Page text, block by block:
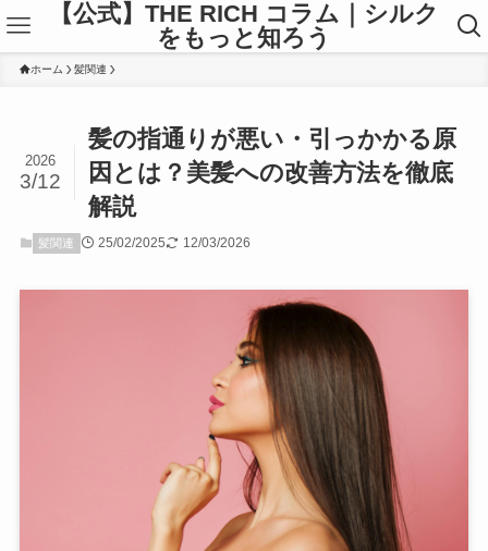
【公式】THE RICH コラム｜シルク
をもっと知ろう
ホーム 髪関連
髪の指通りが悪い・引っかかる原
因とは？美髪への改善方法を徹底
解説
2026
3/12
髪関連 25/02/2025 12/03/2026